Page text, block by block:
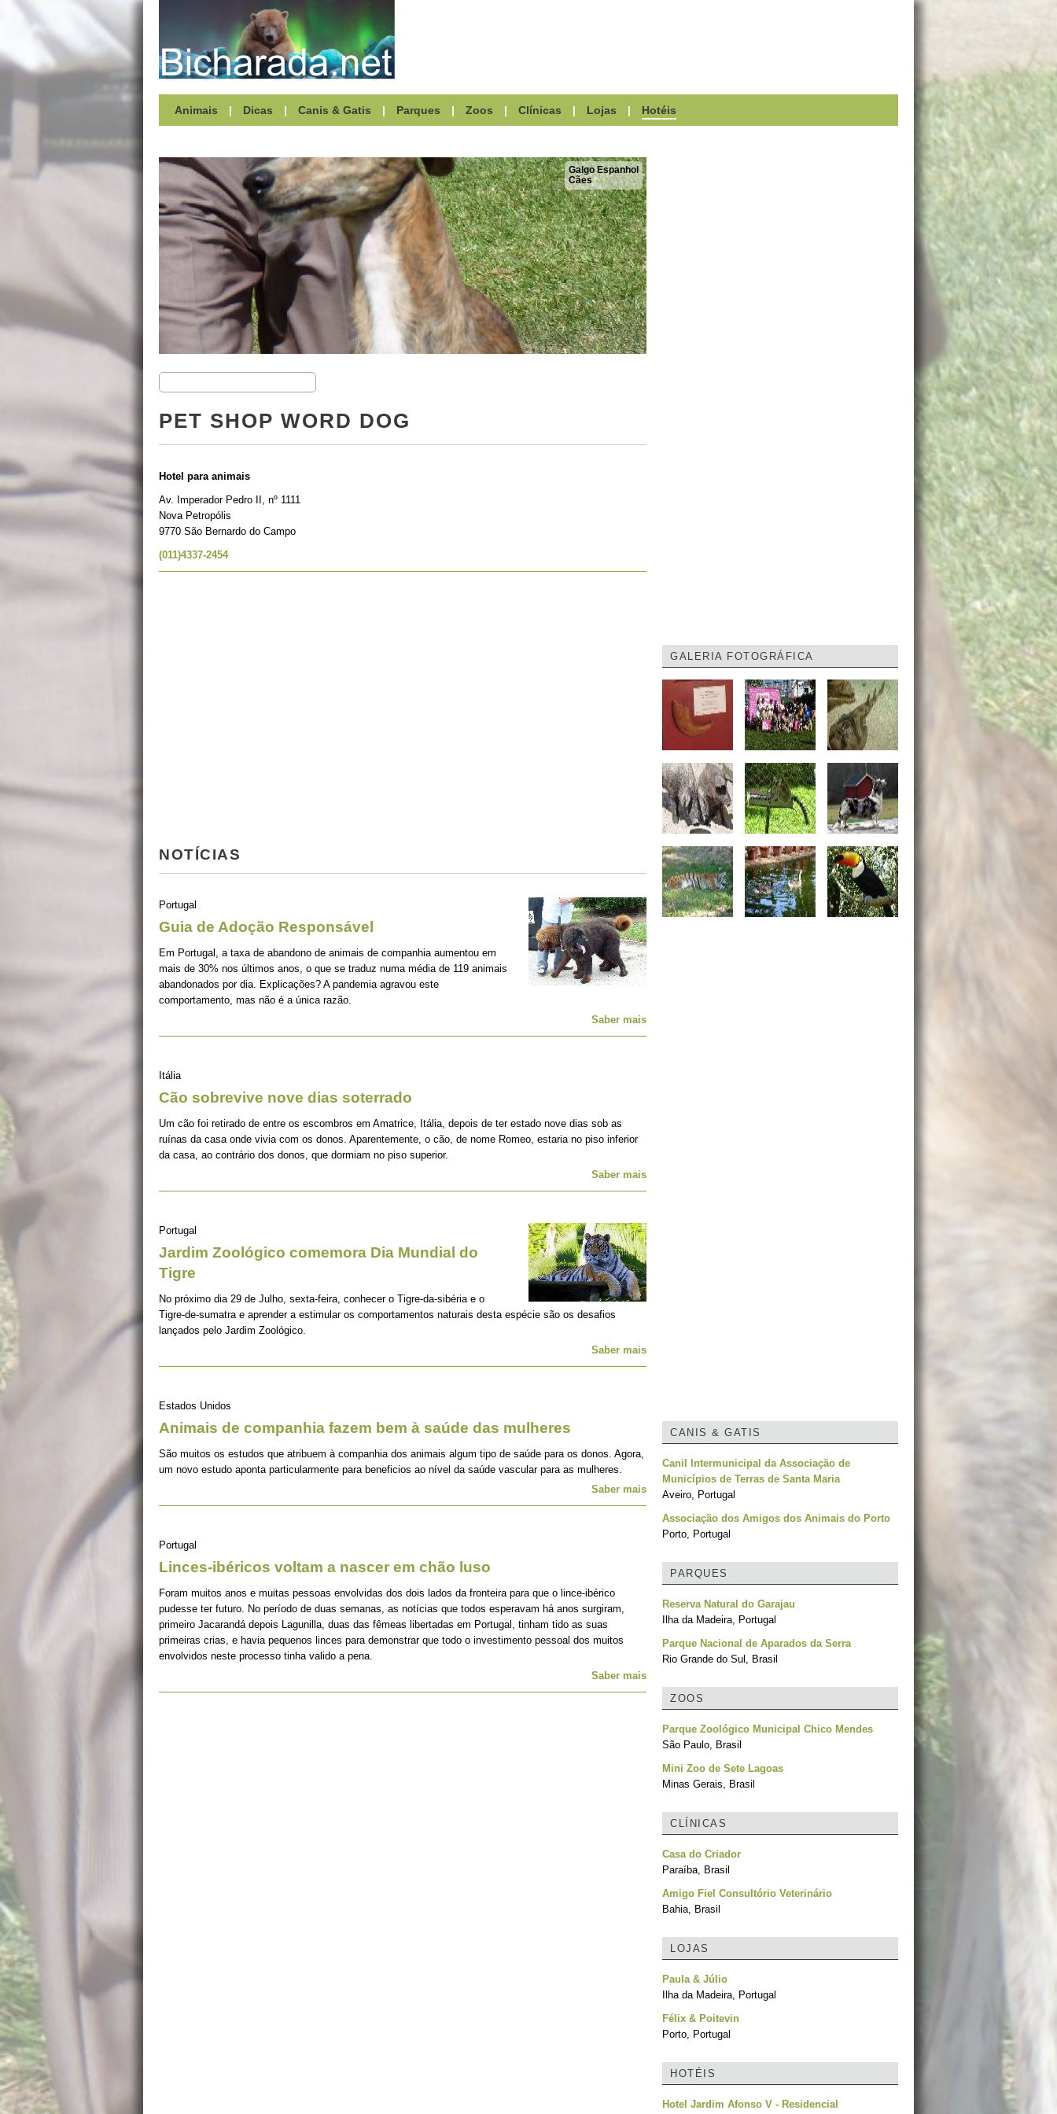
Animais | Dicas | Canis & Gatis | Parques | Zoos | Clínicas | Lojas | Hotéis
Galgo Espanhol
Cães
PET SHOP WORD DOG
Hotel para animais
Av. Imperador Pedro II, nº 1111
Nova Petropólis
9770 São Bernardo do Campo
(011)4337-2454
NOTÍCIAS
Portugal
Guia de Adoção Responsável
Em Portugal, a taxa de abandono de animais de companhia aumentou em
mais de 30% nos últimos anos, o que se traduz numa média de 119 animais
abandonados por dia. Explicações? A pandemia agravou este
comportamento, mas não é a única razão.
Saber mais
Itália
Cão sobrevive nove dias soterrado
Um cão foi retirado de entre os escombros em Amatrice, Itália, depois de ter estado nove dias sob as
ruínas da casa onde vivia com os donos. Aparentemente, o cão, de nome Romeo, estaria no piso inferior
da casa, ao contrário dos donos, que dormiam no piso superior.
Saber mais
Portugal
Jardim Zoológico comemora Dia Mundial do
Tigre
No próximo dia 29 de Julho, sexta-feira, conhecer o Tigre-da-sibéria e o
Tigre-de-sumatra e aprender a estimular os comportamentos naturais desta espécie são os desafios
lançados pelo Jardim Zoológico.
Saber mais
Estados Unidos
Animais de companhia fazem bem à saúde das mulheres
São muitos os estudos que atribuem à companhia dos animais algum tipo de saúde para os donos. Agora,
um novo estudo aponta particularmente para beneficios ao nível da saúde vascular para as mulheres.
Saber mais
Portugal
Linces-ibéricos voltam a nascer em chão luso
Foram muitos anos e muitas pessoas envolvidas dos dois lados da fronteira para que o lince-ibérico
pudesse ter futuro. No período de duas semanas, as notícias que todos esperavam há anos surgiram,
primeiro Jacarandá depois Lagunilla, duas das fêmeas libertadas em Portugal, tinham tido as suas
primeiras crias, e havia pequenos linces para demonstrar que todo o investimento pessoal dos muitos
envolvidos neste processo tinha valido a pena.
Saber mais
GALERIA FOTOGRÁFICA
CANIS & GATIS
Canil Intermunicipal da Associação de
Municípios de Terras de Santa Maria
Aveiro, Portugal
Associação dos Amigos dos Animais do Porto
Porto, Portugal
PARQUES
Reserva Natural do Garajau
Ilha da Madeira, Portugal
Parque Nacional de Aparados da Serra
Rio Grande do Sul, Brasil
ZOOS
Parque Zoológico Municipal Chico Mendes
São Paulo, Brasil
Mini Zoo de Sete Lagoas
Minas Gerais, Brasil
CLÍNICAS
Casa do Criador
Paraíba, Brasil
Amigo Fiel Consultório Veterinário
Bahia, Brasil
LOJAS
Paula & Júlio
Ilha da Madeira, Portugal
Félix & Poitevin
Porto, Portugal
HOTÉIS
Hotel Jardim Afonso V - Residencial